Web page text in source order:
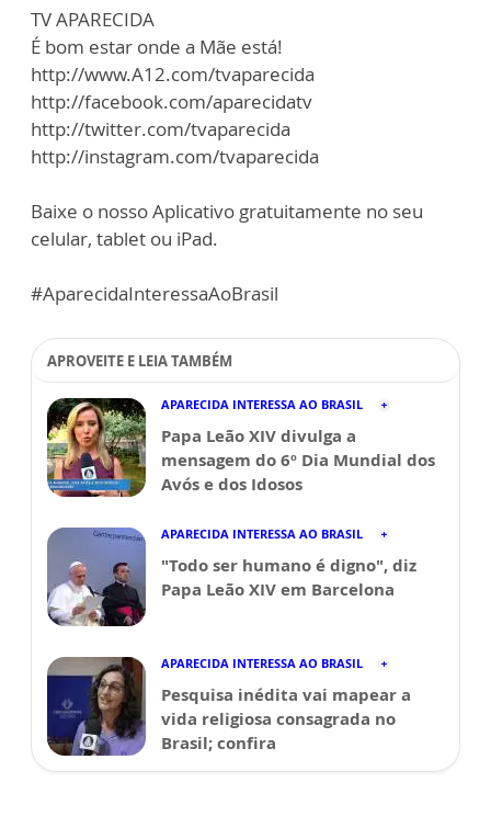
TV APARECIDA
É bom estar onde a Mãe está!
http://www.A12.com/tvaparecida
http://facebook.com/aparecidatv
http://twitter.com/tvaparecida
http://instagram.com/tvaparecida
Baixe o nosso Aplicativo gratuitamente no seu
celular, tablet ou iPad.
#AparecidaInteressaAoBrasil
APROVEITE E LEIA TAMBÉM
APARECIDA INTERESSA AO BRASIL
Papa Leão XIV divulga a
mensagem do 6º Dia Mundial dos
Avós e dos Idosos
APARECIDA INTERESSA AO BRASIL
"Todo ser humano é digno", diz
Papa Leão XIV em Barcelona
APARECIDA INTERESSA AO BRASIL
Pesquisa inédita vai mapear a
vida religiosa consagrada no
Brasil; confira